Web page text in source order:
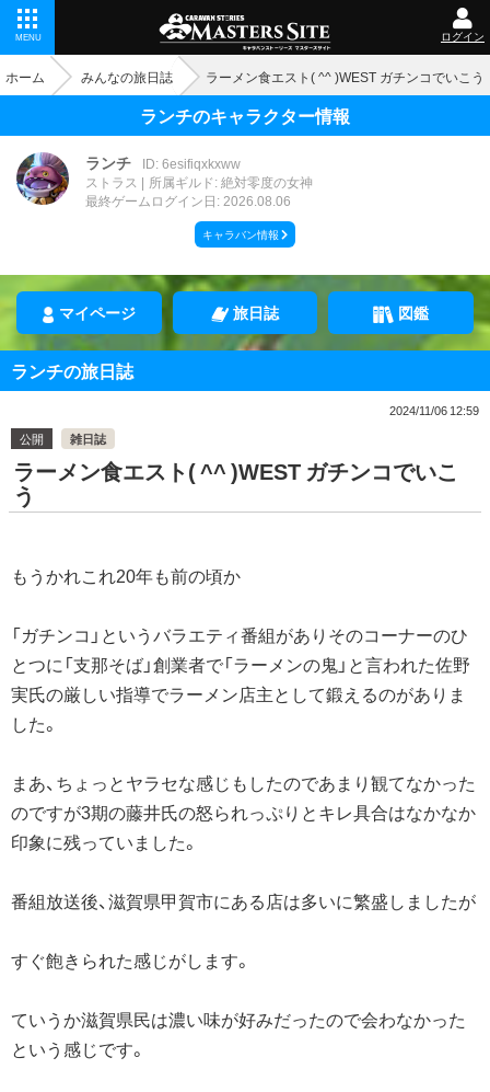
MENU ログイン
ホーム みんなの旅日誌 ラーメン食エスト( ^^ )WEST ガチンコでいこう
ランチのキャラクター情報
ランチ
ID: 6esifiqxkxww
ストラス
所属ギルド: 絶対零度の女神
最終ゲームログイン日: 2026.08.06
キャラバン情報
マイページ 旅日誌 図鑑
ランチの旅日誌
2024/11/06 12:59
公開
雑日誌
ラーメン食エスト( ^^ )WEST ガチンコでいこ
う
もうかれこれ20年も前の頃か
「ガチンコ」というバラエティ番組がありそのコーナーのひ
とつに「支那そば」創業者で「ラーメンの鬼」と言われた佐野
実氏の厳しい指導でラーメン店主として鍛えるのがありま
した。
まあ、ちょっとヤラセな感じもしたのであまり観てなかった
のですが3期の藤井氏の怒られっぷりとキレ具合はなかなか
印象に残っていました。
番組放送後、滋賀県甲賀市にある店は多いに繁盛しましたが
すぐ飽きられた感じがします。
ていうか滋賀県民は濃い味が好みだったので会わなかった
という感じです。